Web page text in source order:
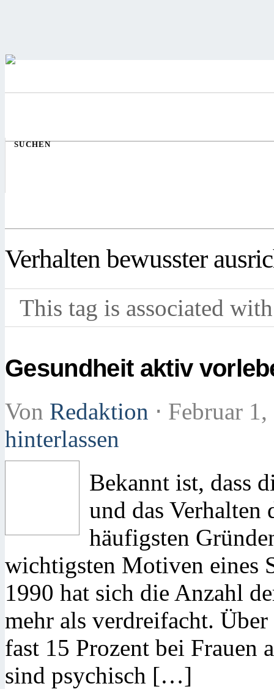
SUCHEN
Verhalten bewusster
This tag is associated
Gesundheit aktiv
Von Redaktion ⋅ Februar
hinterlassen
Bekannt ist, dass
und das Verhalten
häufigsten
wichtigsten Motiven eines
1990 hat sich die Anzahl
mehr als verdreifacht.
fast 15 Prozent bei
sind psychisch […]